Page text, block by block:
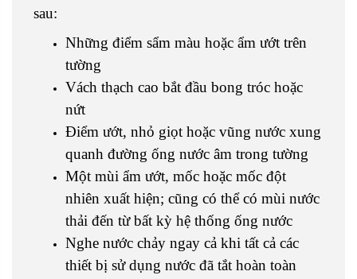
sau:
Những điểm sẩm màu hoặc ẩm ướt trên
tường
Vách thạch cao bắt đầu bong tróc hoặc
nứt
Điểm ướt, nhỏ giọt hoặc vũng nước xung
quanh đường ống nước âm trong tường
Một mùi ẩm ướt, mốc hoặc mốc đột
nhiên xuất hiện; cũng có thể có mùi nước
thải đến từ bất kỳ hệ thống ống nước
Nghe nước chảy ngay cả khi tất cả các
thiết bị sử dụng nước đã tắt hoàn toàn